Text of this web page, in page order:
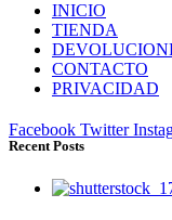
INICIO
TIENDA
CONTACTO
PRIVACIDAD
Facebook Twitter
Recent Posts